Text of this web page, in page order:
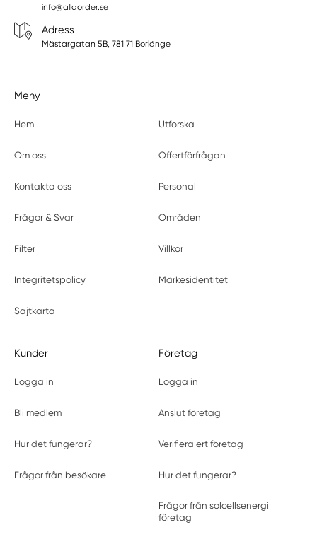
info@allaorder.se
Adress
Mästargatan 5B, 781 71 Borlänge
Meny
Hem Utforska
Om oss Offertförfrågan
Kontakta oss Personal
Frågor & Svar Områden
Filter Villkor
Integritetspolicy Märkesidentitet
Sajtkarta
Kunder
Logga in
Bli medlem
Hur det fungerar?
Frågor från besökare
Företag
Logga in
Anslut företag
Verifiera ert företag
Hur det fungerar?
Frågor från solcellsenergi
företag